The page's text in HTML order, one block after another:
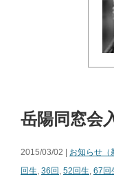
岳陽同窓会
2015/03/02 | お知らせ（
回生, 36回 , 52回生, 67回